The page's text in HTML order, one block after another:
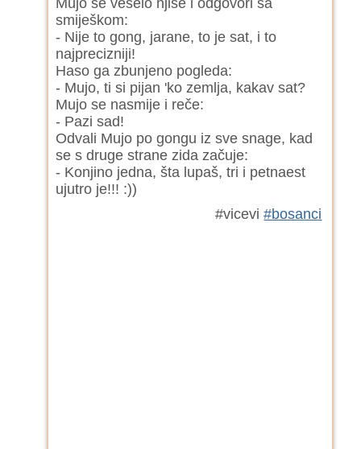
Mujo se veselo njiše i odgovori sa
smiješkom:
- Nije to gong, jarane, to je sat, i to
najprecizniji!
Haso ga zbunjeno pogleda:
- Mujo, ti si pijan 'ko zemlja, kakav sat?
Mujo se nasmije i reče:
- Pazi sad!
Odvali Mujo po gongu iz sve snage, kad
se s druge strane zida začuje:
- Konjino jedna, šta lupaš, tri i petnaest
ujutro je!!! :))
#vicevi#bosanci